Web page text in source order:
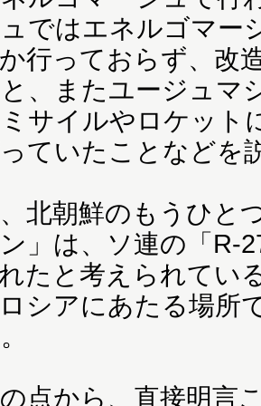
ではエネルゴマー
行っておらず、改
、またユージュマ
サイルやロケット
ていたことなどを
北朝鮮のもうひと
ン」は、ソ連の「R-
たと考えられてい
シアにあたる場所
点から、直接明言